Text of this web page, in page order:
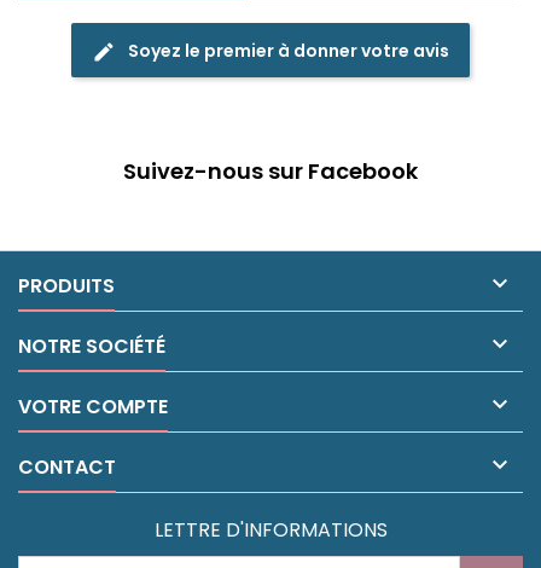
edit Soyez le premier à donner votre avis
Suivez-nous sur Facebook
PRODUITS 
NOTRE SOCIÉTÉ 
VOTRE COMPTE 
CONTACT 
LETTRE D'INFORMATIONS